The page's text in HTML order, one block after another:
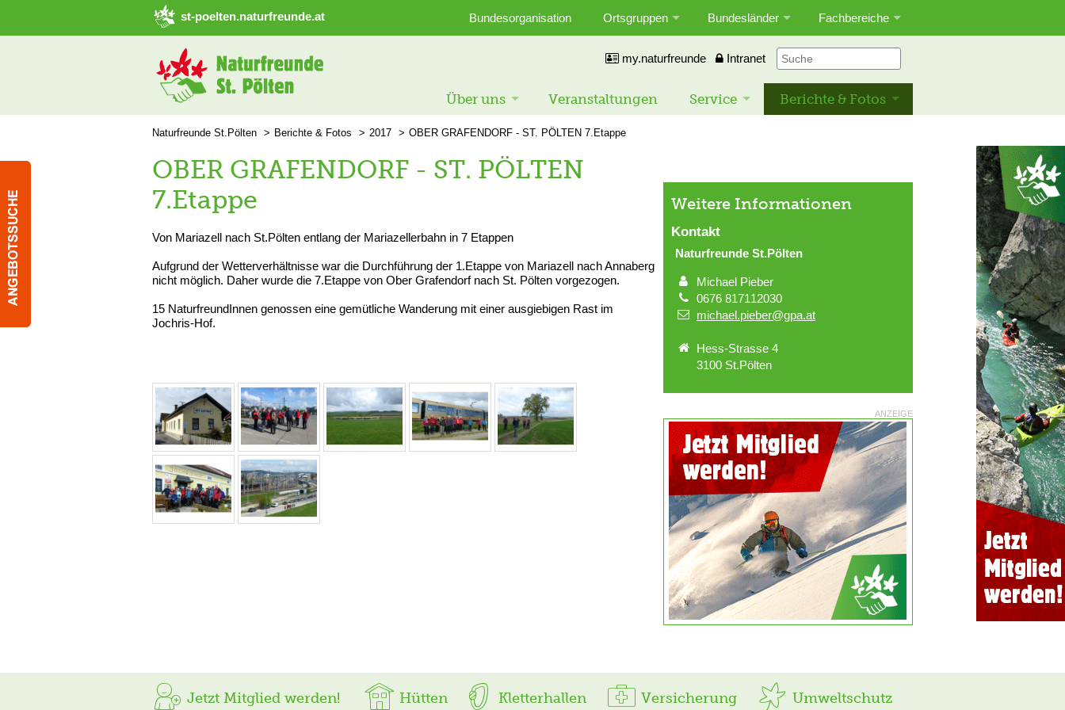
➜ Hauptregion der Seite anspringen
st-poelten.naturfreunde.at Bundesorganisation Ortsgruppen Bundesländer Fachbereiche
my.naturfreunde Intranet
Über uns Veranstaltungen Service Berichte & Fotos
Naturfreunde St.Pölten Berichte & Fotos 2017 OBER GRAFENDORF - ST. PÖLTEN 7.Etappe
OBER GRAFENDORF - ST. PÖLTEN
7.Etappe
Von Mariazell nach St.Pölten entlang der Mariazellerbahn in 7 Etappen
Aufgrund der Wetterverhältnisse war die Durchführung der 1.Etappe von Mariazell nach Annaberg
nicht möglich. Daher wurde die 7.Etappe von Ober Grafendorf nach St. Pölten vorgezogen.
15 NaturfreundInnen genossen eine gemütliche Wanderung mit einer ausgiebigen Rast im
Jochris-Hof.
Weitere Informationen
Kontakt
Naturfreunde St.Pölten
Michael Pieber
0676 817112030
michael.pieber@gpa.at
Hess-Strasse 4
3100 St.Pölten
ANZEIGE
Jetzt Mitglied werden! Hütten Kletterhallen Versicherung Umweltschutz